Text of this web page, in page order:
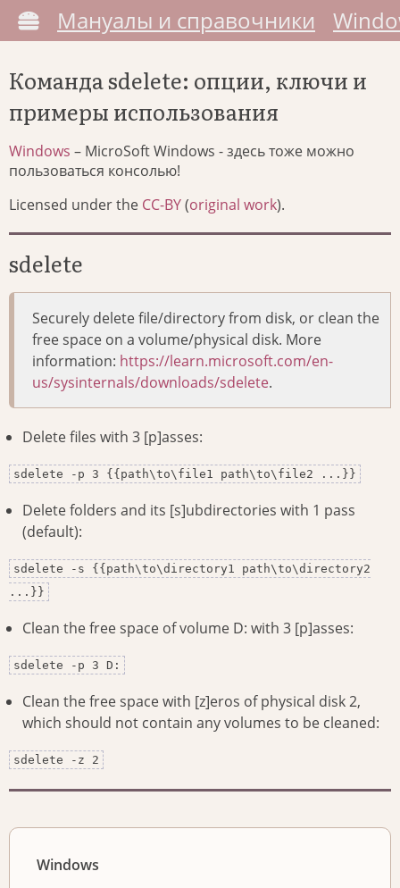
Мануалы и справочники
Команда sdelete: опции, ключи и
примеры использования
Windows – MicroSoft Windows - здесь тоже можно
пользоваться консолью!
Licensed under the CC-BY(original work).
sdelete
Securely delete file/directory from disk, or clean the
free space on a volume/physical disk. More
information: https://learn.microsoft.com/en-
us/sysinternals/downloads/sdelete.
Delete files with 3 [p]asses:
sdelete -p 3 {{path\to\file1 path\to\file2 ...}}
Delete folders and its [s]ubdirectories with 1 pass
(default):
sdelete -s {{path\to\directory1 path\to\directory2
...}}
Clean the free space of volume D: with 3 [p]asses:
sdelete -p 3 D:
Clean the free space with [z]eros of physical disk 2,
which should not contain any volumes to be cleaned:
sdelete -z 2
Windows